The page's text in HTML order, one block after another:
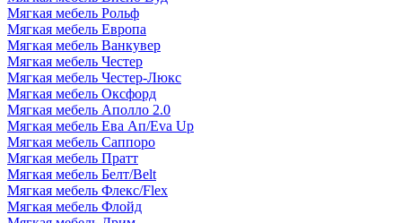
Мягкая мебель Рольф
Мягкая мебель Европа
Мягкая мебель Ванкувер
Мягкая мебель Честер
Мягкая мебель Честер-Люкс
Мягкая мебель Оксфорд
Мягкая мебель Аполло 2.0
Мягкая мебель Ева Ап/Eva Up
Мягкая мебель Саппоро
Мягкая мебель Пратт
Мягкая мебель Белт/Belt
Мягкая мебель Флекс/Flex
Мягкая мебель Флойд